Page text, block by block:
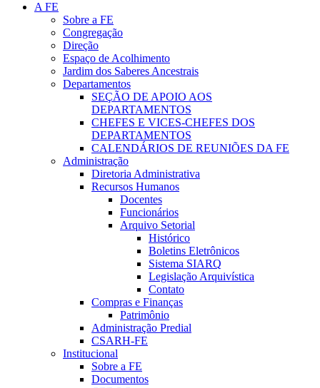
A FE
Sobre a FE
Congregação
Direção
Espaço de Acolhimento
Jardim dos Saberes Ancestrais
Departamentos
SEÇÃO DE APOIO AOS
DEPARTAMENTOS
CHEFES E VICES-CHEFES DOS
DEPARTAMENTOS
CALENDÁRIOS DE REUNIÕES DA FE
Administração
Diretoria Administrativa
Recursos Humanos
Docentes
Funcionários
Arquivo Setorial
Histórico
Boletins Eletrônicos
Sistema SIARQ
Legislação Arquivística
Contato
Compras e Finanças
Patrimônio
Administração Predial
CSARH-FE
Institucional
Sobre a FE
Documentos